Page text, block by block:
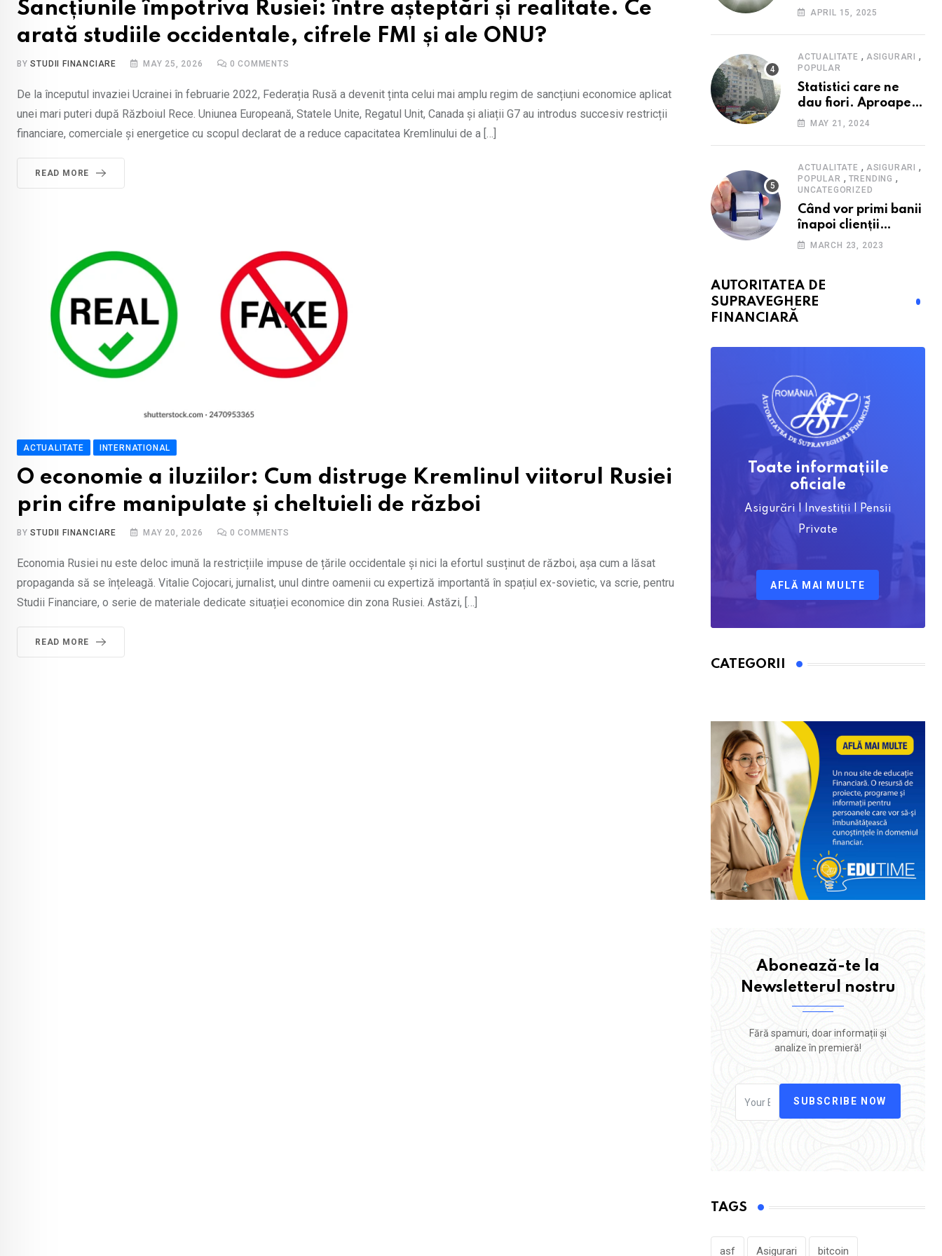
Sancțiunile împotriva Rusiei: între așteptări și realitate. Ce
arată studiile occidentale, cifrele FMI și ale ONU?
BYSTUDII FINANCIARE MAY 25, 2026 0 COMMENTS
De la începutul invaziei Ucrainei în februarie 2022, Federația Rusă a devenit ținta celui mai amplu regim de sancțiuni economice aplicat
unei mari puteri după Războiul Rece. Uniunea Europeană, Statele Unite, Regatul Unit, Canada și aliații G7 au introdus succesiv restricții
financiare, comerciale și energetice cu scopul declarat de a reduce capacitatea Kremlinului de a […]
READ MORE
ACTUALITATE INTERNATIONAL
O economie a iluziilor: Cum distruge Kremlinul viitorul Rusiei
prin cifre manipulate și cheltuieli de război
BYSTUDII FINANCIARE MAY 20, 2026 0 COMMENTS
Economia Rusiei nu este deloc imună la restricțiile impuse de țările occidentale și nici la efortul susținut de război, așa cum a lăsat
propaganda să se înțeleagă. Vitalie Cojocari, jurnalist, unul dintre oamenii cu expertiză importantă în spațiul ex-sovietic, va scrie, pentru
Studii Financiare, o serie de materiale dedicate situației economice din zona Rusiei. Astăzi, […]
READ MORE
Consumatorii caută
scumpirilor, mai ales
la alimente
APRIL 15, 2025
ACTUALITATE , ASIGURARI ,
POPULAR
Statistici care ne
dau fiori. Aproape
20 de case ard zilnic
pagubele au
explodat. Cum te
poți proteja cu nici
40 de lei pe lună
MAY 21, 2024
ACTUALITATE , ASIGURARI ,
POPULAR , TRENDING ,
UNCATEGORIZED
Când vor primi banii
înapoi clienții
Euroins care
toate termenele
MARCH 23, 2023
AUTORITATEA DE
SUPRAVEGHERE
FINANCIARĂ
Toate informațiile
oficiale
Asigurări | Investiții | Pensii
Private
AFLĂ MAI MULTE
CATEGORII
Abonează-te la
Newsletterul nostru
Fără spamuri, doar informații și
analize în premieră!
SUBSCRIBE NOW
TAGS
asf Asigurari bitcoin